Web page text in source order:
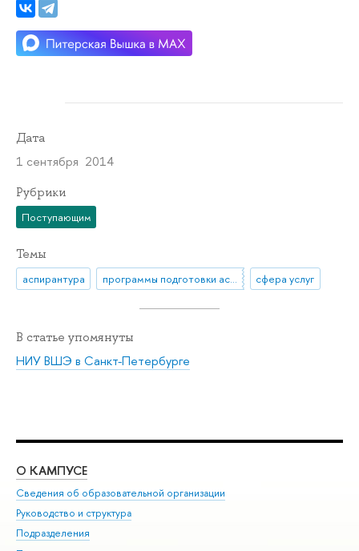
Дата
1 сентября 2014
Рубрики
Поступающим
Темы
аспирантура программы подготовки аспирантов сфера услуг
В статье упомянуты
НИУ ВШЭ в Санкт-Петербурге
О КАМПУСЕ
Сведения об образовательной организации
Руководство и структура
Подразделения